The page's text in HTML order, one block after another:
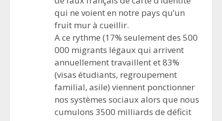
qui ne voient en notre pays qu’un
fruit mur à cueillir.
A ce rythme (17% seulement des 500
000 migrants légaux qui arrivent
annuellement travaillent et 83%
(visas étudiants, regroupement
familial, asile) viennent ponctionner
nos systèmes sociaux alors que nous
cumulons 3500 milliards de déficit